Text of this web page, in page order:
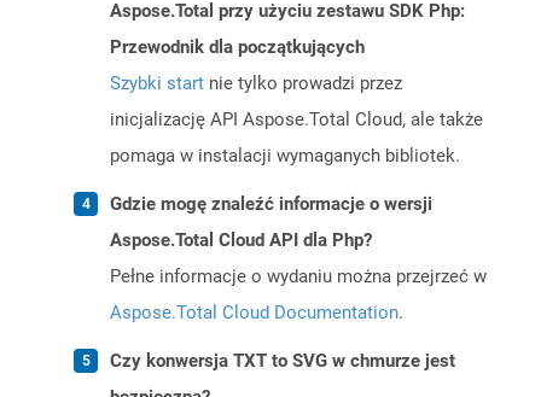
Aspose.Total przy użyciu zestawu SDK Php:
Przewodnik dla początkujących
Szybki start nie tylko prowadzi przez
inicjalizację API Aspose.Total Cloud, ale także
pomaga w instalacji wymaganych bibliotek.
Gdzie mogę znaleźć informacje o wersji
Aspose.Total Cloud API dla Php?
Pełne informacje o wydaniu można przejrzeć w
Aspose.Total Cloud Documentation.
Czy konwersja TXT to SVG w chmurze jest